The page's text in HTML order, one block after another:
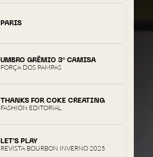
PARIS
UMBRO GRÊMIO 3ª CAMISA
FORÇA DOS PAMPAS
THANKS FOR COKE CREATING
FASHION EDITORIAL
LET'S PLAY
REVISTA BOURBON INVERNO 2025